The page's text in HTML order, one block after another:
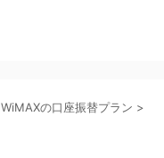
WiMAXの口座振替プラン >